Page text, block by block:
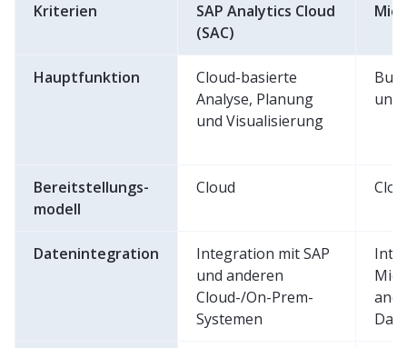
Kriterien
SAP Analytics Cloud
(SAC)
Hauptfunktion
Cloud-basierte
Analyse, Planung
und Visualisierung
und
Bereitstellungs-
modell
Cloud
Datenintegration
Integration mit SAP
und anderen
Cloud-/On-Prem-
Systemen